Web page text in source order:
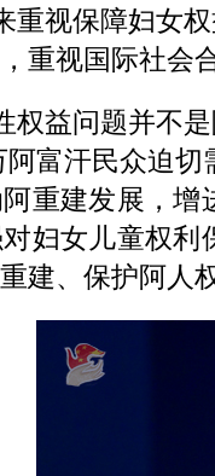
重视保障妇女
重视国际社会
权益问题并不
富汗民众迫
重建发展，
妇女儿童权
建、保护阿人